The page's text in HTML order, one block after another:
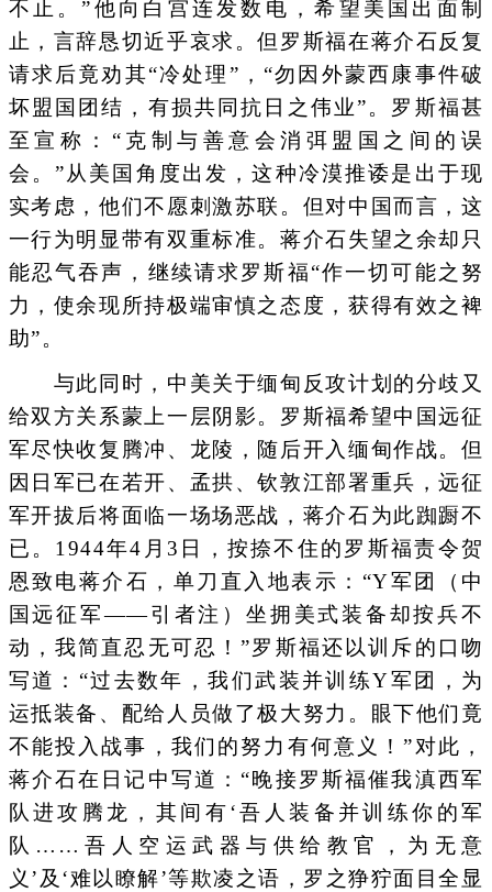
不止。”他向白宫连发数电，希望美国出面制
止，言辞恳切近乎哀求。但罗斯福在蒋介石反复
请求后竟劝其“冷处理”，“勿因外蒙西康事件破
坏盟国团结，有损共同抗日之伟业”。罗斯福甚
至宣称：“克制与善意会消弭盟国之间的误
会。”从美国角度出发，这种冷漠推诿是出于现
实考虑，他们不愿刺激苏联。但对中国而言，这
一行为明显带有双重标准。蒋介石失望之余却只
能忍气吞声，继续请求罗斯福“作一切可能之努
力，使余现所持极端审慎之态度，获得有效之裨
助”。
与此同时，中美关于缅甸反攻计划的分歧又
给双方关系蒙上一层阴影。罗斯福希望中国远征
军尽快收复腾冲、龙陵，随后开入缅甸作战。但
因日军已在若开、孟拱、钦敦江部署重兵，远征
军开拔后将面临一场场恶战，蒋介石为此踟蹰不
已。1944年4月3日，按捺不住的罗斯福责令贺
恩致电蒋介石，单刀直入地表示：“Y军团（中
国远征军——引者注）坐拥美式装备却按兵不
动，我简直忍无可忍！”罗斯福还以训斥的口吻
写道：“过去数年，我们武装并训练Y军团，为
运抵装备、配给人员做了极大努力。眼下他们竟
不能投入战事，我们的努力有何意义！”对此，
蒋介石在日记中写道：“晚接罗斯福催我滇西军
队进攻腾龙，其间有‘吾人装备并训练你的军
队……吾人空运武器与供给教官，为无意
义’及‘难以瞭解’等欺凌之语，罗之狰狞面目全显